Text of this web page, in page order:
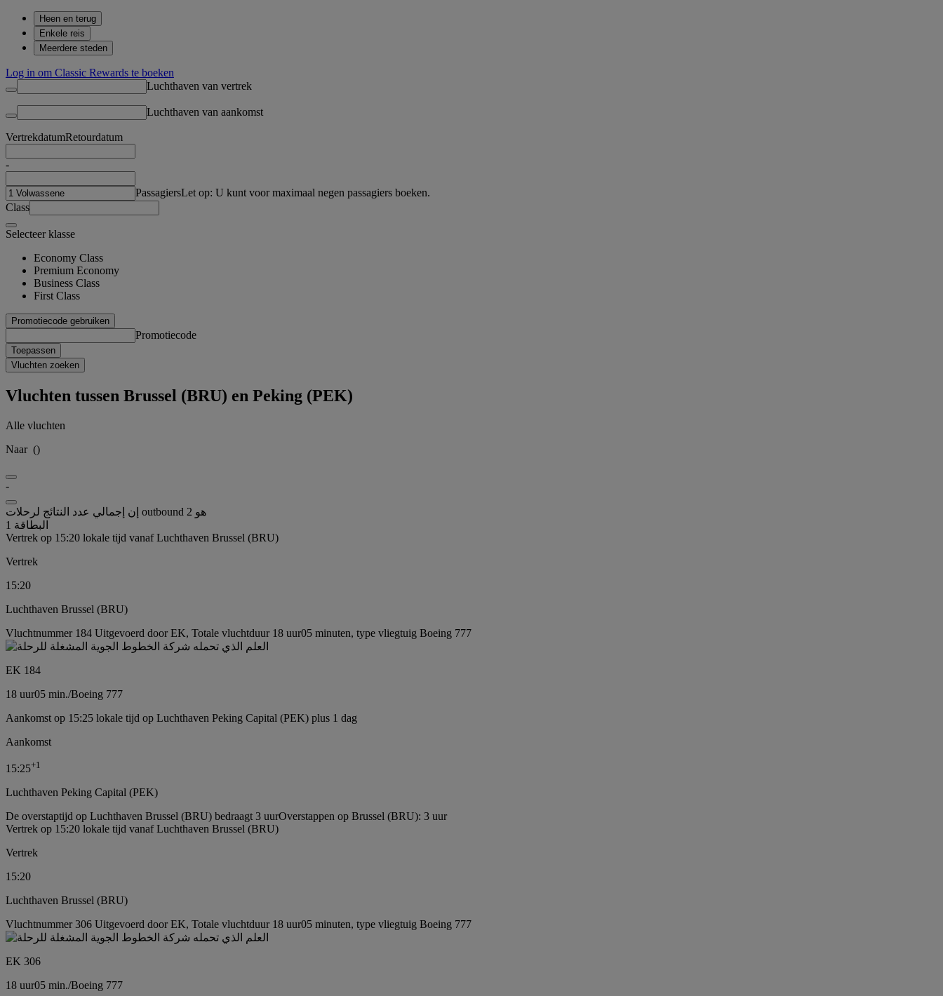
Heen en terug
Enkele reis
Meerdere steden
Log in om Classic Rewards te boeken
Luchthaven van vertrek
Luchthaven van aankomst
VertrekdatumRetourdatum
-
PassagiersLet op: U kunt voor maximaal negen passagiers boeken.
Class
Selecteer klasse
Economy Class
Premium Economy
Business Class
First Class
Promotiecode gebruiken
Promotiecode
Toepassen
Vluchten zoeken
Vluchten tussen Brussel (BRU) en Peking (PEK)
Alle vluchten
Naar ()
-
إن إجمالي عدد النتائج لرحلات outbound هو 2
البطاقة 1
Vertrek op 15:20 lokale tijd vanaf Luchthaven Brussel (BRU)
Vertrek
15:20
Luchthaven Brussel (BRU)
Vluchtnummer 184 Uitgevoerd door EK, Totale vluchtduur 18 uur05 minuten, type vliegtuig Boeing 777
EK 184
18 uur05 min./Boeing 777
Aankomst op 15:25 lokale tijd op Luchthaven Peking Capital (PEK) plus 1 dag
Aankomst
15:25+1
Luchthaven Peking Capital (PEK)
De overstaptijd op Luchthaven Brussel (BRU) bedraagt 3 uurOverstappen op Brussel (BRU): 3 uur
Vertrek op 15:20 lokale tijd vanaf Luchthaven Brussel (BRU)
Vertrek
15:20
Luchthaven Brussel (BRU)
Vluchtnummer 306 Uitgevoerd door EK, Totale vluchtduur 18 uur05 minuten, type vliegtuig Boeing 777
EK 306
18 uur05 min./Boeing 777